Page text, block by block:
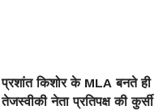
प्रशांत किशोर के MLA बनते ही
तेजस्वीकी नेता प्रतिपक्ष की कुर्सी